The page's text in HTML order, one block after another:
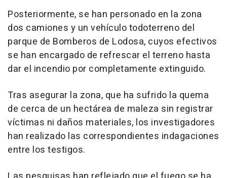
Posteriormente, se han personado en la zona
dos camiones y un vehículo todoterreno del
parque de Bomberos de Lodosa, cuyos efectivos
se han encargado de refrescar el terreno hasta
dar el incendio por completamente extinguido.
Tras asegurar la zona, que ha sufrido la quema
de cerca de un hectárea de maleza sin registrar
víctimas ni daños materiales, los investigadores
han realizado las correspondientes indagaciones
entre los testigos.